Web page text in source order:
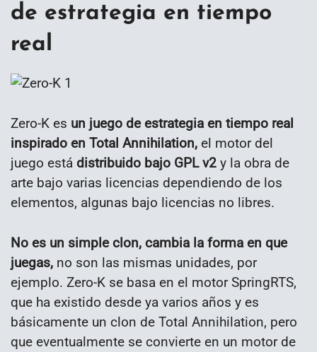
de estrategia en tiempo
real
Zero-K es un juego de estrategia en tiempo real
inspirado en Total Annihilation, el motor del
juego está distribuido bajo GPL v2 y la obra de
arte bajo varias licencias dependiendo de los
elementos, algunas bajo licencias no libres.
No es un simple clon, cambia la forma en que
juegas, no son las mismas unidades, por
ejemplo. Zero-K se basa en el motor SpringRTS,
que ha existido desde ya varios años y es
básicamente un clon de Total Annihilation, pero
que eventualmente se convierte en un motor de